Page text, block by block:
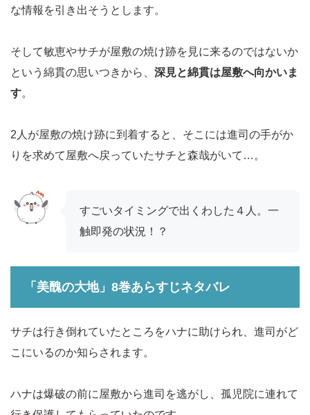
な情報を引き出そうとします。
そして敏恵やサチが屋敷の焼け跡を見に来るのではないか
という綿貫の思いつきから、 深見と綿貫は屋敷へ向かいま
す。
2人が屋敷の焼け跡に到着すると、そこには進司の手がか
りを求めて屋敷へ戻っていたサチと森哉がいて…。
すごいタイミングで出くわした４人。一
触即発の状況！？
「美醜の大地」8巻あらすじネタバレ
サチは行き倒れていたところをハナに助けられ、進司がど
こにいるのか知らされます。
ハナは爆破の前に屋敷から進司を逃がし、孤児院に連れて